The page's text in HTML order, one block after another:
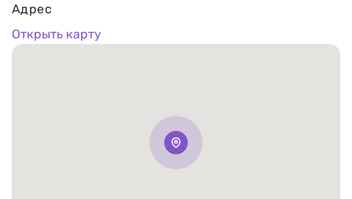
Адрес
Открыть карту